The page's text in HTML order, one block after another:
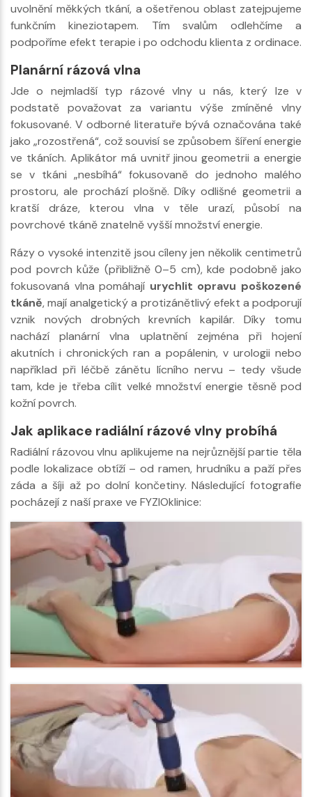
uvolnění měkkých tkání, a ošetřenou oblast zatejpujeme
funkčním kineziotapem. Tím svalům odlehčíme a
podpoříme efekt terapie i po odchodu klienta z ordinace.
Planární rázová vlna
Jde o nejmladší typ rázové vlny u nás, který lze v
podstatě považovat za variantu výše zmíněné vlny
fokusované. V odborné literatuře bývá označována také
jako „rozostřená“, což souvisí se způsobem šíření energie
ve tkáních. Aplikátor má uvnitř jinou geometrii a energie
se v tkáni „nesbíhá“ fokusovaně do jednoho malého
prostoru, ale prochází plošně. Díky odlišné geometrii a
kratší dráze, kterou vlna v těle urazí, působí na
povrchové tkáně znatelně vyšší množství energie.
Rázy o vysoké intenzitě jsou cíleny jen několik centimetrů
pod povrch kůže (přibližně 0–5 cm), kde podobně jako
fokusovaná vlna pomáhají urychlit opravu poškozené
tkáně, mají analgetický a protizánětlivý efekt a podporují
vznik nových drobných krevních kapilár. Díky tomu
nachází planární vlna uplatnění zejména při hojení
akutních i chronických ran a popálenin, v urologii nebo
například při léčbě zánětu lícního nervu – tedy všude
tam, kde je třeba cílit velké množství energie těsně pod
kožní povrch.
Jak aplikace radiální rázové vlny probíhá
Radiální rázovou vlnu aplikujeme na nejrůznější partie těla
podle lokalizace obtíží – od ramen, hrudníku a paží přes
záda a šíji až po dolní končetiny. Následující fotografie
pocházejí z naší praxe ve FYZIOklinice: